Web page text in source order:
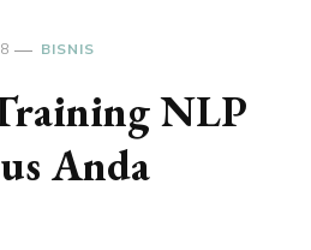
BISNIS
NLP
Anda